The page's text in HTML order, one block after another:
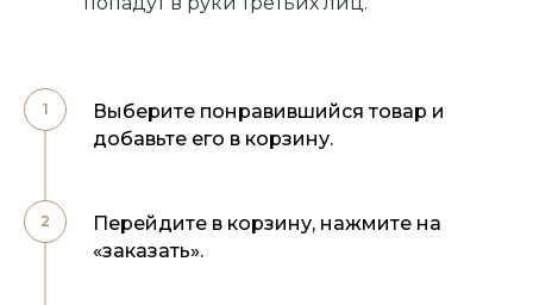
Выберите понравившийся товар и
добавьте его в корзину.
Перейдите в корзину, нажмите на
«заказать».